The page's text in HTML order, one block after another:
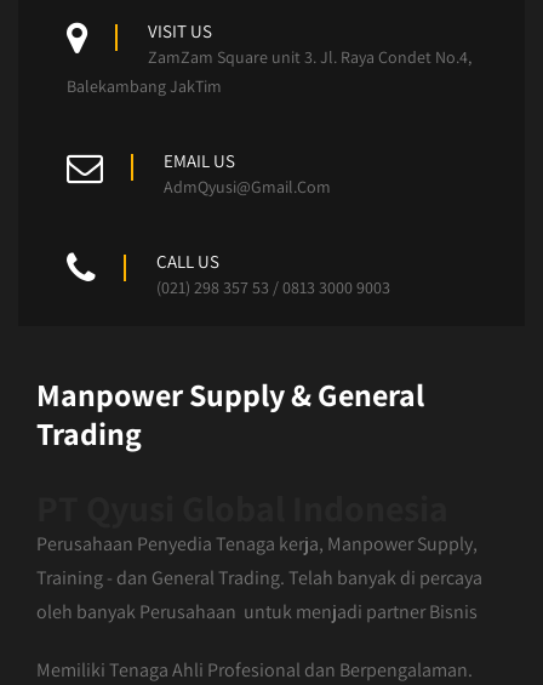
VISIT US
ZamZam Square unit 3. Jl. Raya Condet No.4,
Balekambang JakTim
EMAIL US
AdmQyusi@Gmail.Com
CALL US
(021) 298 357 53 / 0813 3000 9003
Manpower Supply & General
Trading
Perusahaan Penyedia Tenaga kerja, Manpower Supply,
Training - dan General Trading. Telah banyak di percaya
oleh banyak Perusahaan untuk menjadi partner Bisnis
Memiliki Tenaga Ahli Profesional dan Berpengalaman.